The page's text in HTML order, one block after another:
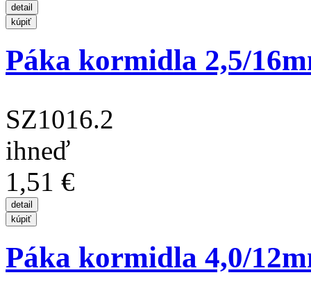
Páka kormidla 2,5/
SZ1016.2
ihneď
1,51 €
Páka kormidla 4,0/